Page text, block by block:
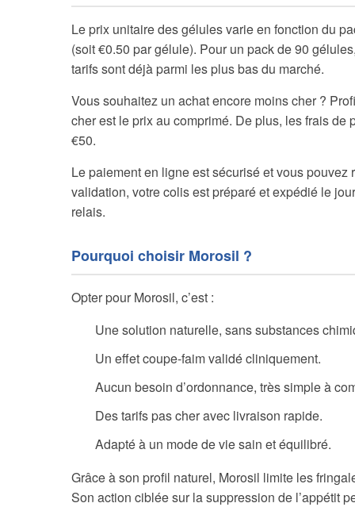
Le prix unitaire des gélules varie en fonction du
(soit €0.50 par gélule). Pour un pack de 90
tarifs sont déjà parmi les plus bas du marché.
Vous souhaitez un achat encore moins cher ?
cher est le prix au comprimé. De plus, les frais
€50.
Le paiement en ligne est sécurisé et vous
validation, votre colis est préparé et expédié le
relais.
Pourquoi choisir Morosil ?
Opter pour Morosil, c’est :
Une solution naturelle, sans substances
Un effet coupe-faim validé cliniquement.
Aucun besoin d’ordonnance, très simple à
Des tarifs pas cher avec livraison rapide.
Adapté à un mode de vie sain et équilibré.
Grâce à son profil naturel, Morosil limite les
Son action ciblée sur la suppression de l’appétit